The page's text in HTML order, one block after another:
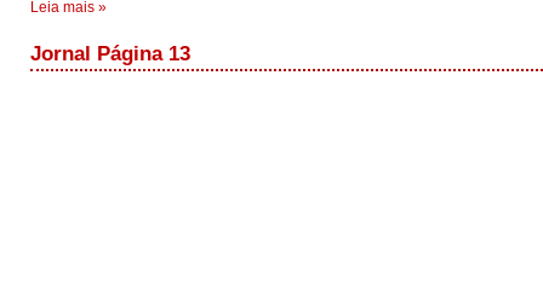
Leia mais »
Jornal Página 13